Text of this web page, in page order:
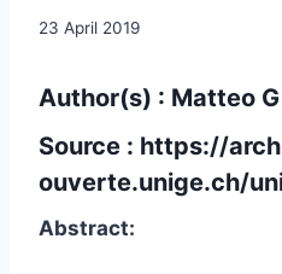
23 April 2019
Author(s) : Matteo
Source : https://
ouverte.unige.ch/
Abstract: